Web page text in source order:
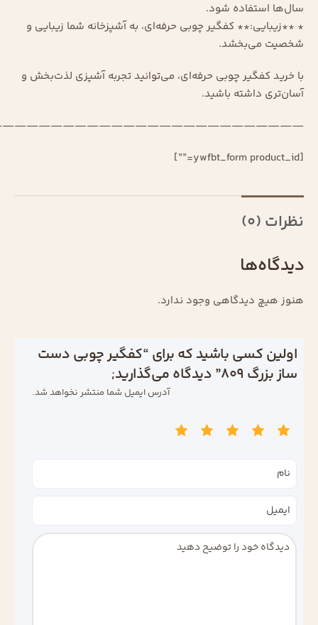
سال‌ها استفاده شود.
* **زیبایی:** کفگیر چوبی حرفه‌ای، به آشپزخانه شما زیبایی و
شخصیت می‌بخشد.
با خرید کفگیر چوبی حرفه‌ای، می‌توانید تجربه آشپزی لذت‌بخش و
آسان‌تری داشته باشید.
[ywfbt_form product_id=””]
نظرات (0)
دیدگاه‌ها
هنوز هیچ دیدگاهی وجود ندارد.
اولین کسی باشید که برای “کفگیر چوبی دست‌
ساز بزرگ 809” دیدگاه می‌گذارید;
آدرس ایمیل شما منتشر نخواهد شد.